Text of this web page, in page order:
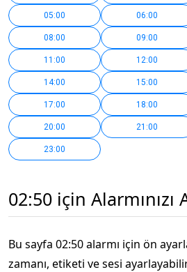
05:00 06:00
08:00 09:00
11:00 12:00
14:00 15:00
17:00 18:00
20:00 21:00
23:00
02:50 için Alarmınızı
Bu sayfa 02:50 alarmı için ön
zamanı, etiketi ve sesi